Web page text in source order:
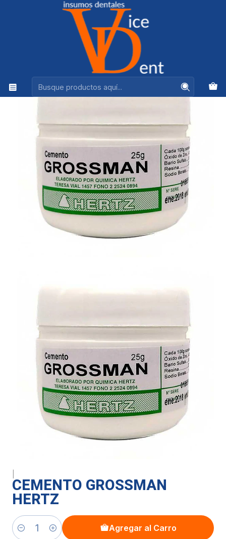
Ventas +56944575313
OPERATORIA Y ESTETICA
CEMENTO GROSSMAN HERTZ
CEMENTO GROSSMAN
HERTZ
Cantidad
Agregar al Carro